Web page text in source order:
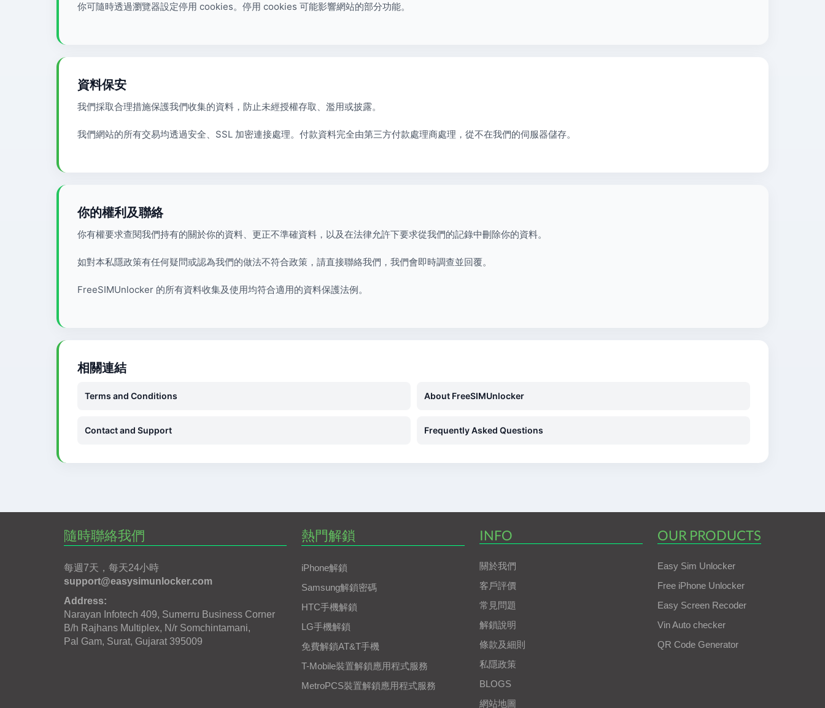
你可隨時透過瀏覽器設定停用 cookies。停用 cookies 可能影響網站的部分功能。
資料保安
我們採取合理措施保護我們收集的資料，防止未經授權存取、濫用或披露。
我們網站的所有交易均透過安全、SSL 加密連接處理。付款資料完全由第三方付款處理商處理，從不在我們的伺服器儲存。
你的權利及聯絡
你有權要求查閱我們持有的關於你的資料、更正不準確資料，以及在法律允許下要求從我們的記錄中刪除你的資料。
如對本私隱政策有任何疑問或認為我們的做法不符合政策，請直接聯絡我們，我們會即時調查並回覆。
FreeSIMUnlocker 的所有資料收集及使用均符合適用的資料保護法例。
相關連結
Terms and Conditions About FreeSIMUnlocker
Contact and Support Frequently Asked Questions
隨時聯絡我們
每週7天，每天24小時
support@easysimunlocker.com
Address:
Narayan Infotech 409, Sumerru Business Corner
B/h Rajhans Multiplex, N/r Somchintamani,
Pal Gam, Surat, Gujarat 395009
熱門解鎖
iPhone解鎖
Samsung解鎖密碼
HTC手機解鎖
LG手機解鎖
免費解鎖AT&T手機
T-Mobile裝置解鎖應用程式服務
MetroPCS裝置解鎖應用程式服務
INFO
關於我們
客戶評價
常見問題
解鎖說明
條款及細則
私隱政策
BLOGS
網站地圖
OUR PRODUCTS
Easy Sim Unlocker
Free iPhone Unlocker
Easy Screen Recoder
Vin Auto checker
QR Code Generator